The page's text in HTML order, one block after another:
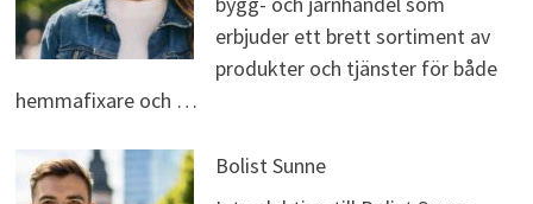
erbjuder ett brett sortiment av
produkter och tjänster för både
hemmafixare och …
Bolist Sunne